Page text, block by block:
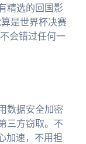
精选的回国影
是世界杯决赛
会错过任何一
数据安全加密
三方窃取。不
加速，不用担